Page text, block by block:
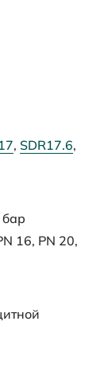
, SDR17.6,
16, PN 20,